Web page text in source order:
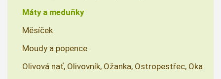
Máty a meduňky
Měsíček
Moudy a popence
Olivová nať, Olivovník, Ožanka, Ostropestřec, Oka